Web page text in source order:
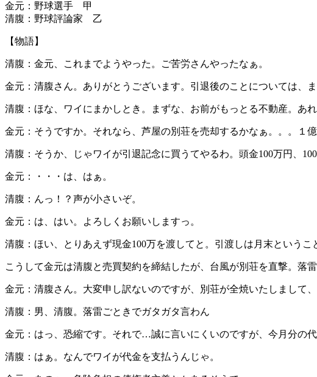
金元：野球選手 甲
清腹：野球評論家 乙
【物語】
清腹：金元、これまでようやった。ご苦労さんやったなぁ。
金元：清腹さん。ありがとうございます。引退後のことについては、
清腹：ほな、ワイにまかしとき。まずな、お前がもっとる不動産。あ
金元：そうですか。それなら、芦屋の別荘を売却するかなぁ。。。１
清腹：そうか、じゃワイが引退記念に買うてやるわ。頭金100万円、
金元：・・・は、はぁ。
清腹：んっ！？声が小さいぞ。
金元：は、はい。よろしくお願いしますっ。
清腹：ほい、とりあえず現金100万を渡してと。引渡しは月末というこ
こうして金元は清腹と売買契約を締結したが、台風が別荘を直撃。落
金元：清腹さん。大変申し訳ないのですが、別荘が全焼いたしまして
清腹：男、清腹。落雷ごときでガタガタ言わん
金元：はっ、恐縮です。それで…誠に言いにくいのですが、今月分の代
清腹：はぁ。なんでワイが代金を支払うんじゃ。